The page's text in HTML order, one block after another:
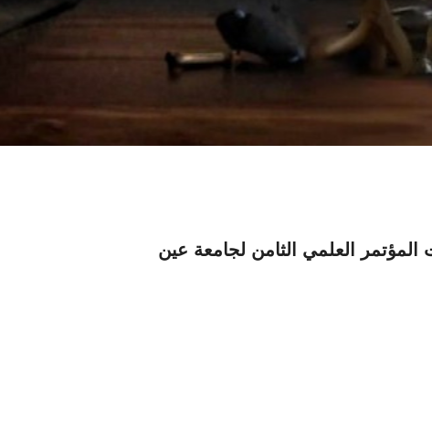
المؤتمر العلمي الثامن لجامعة عين